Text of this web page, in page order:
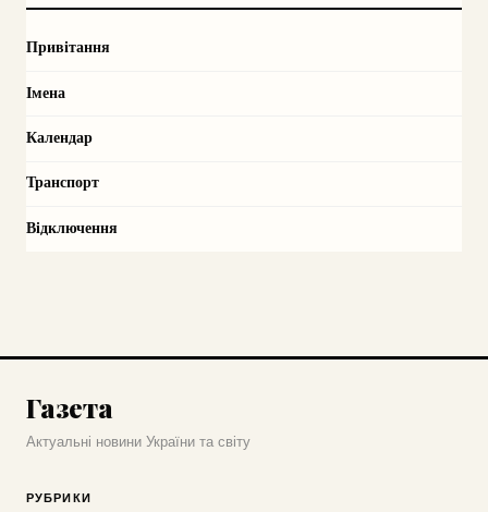
Привітання
Імена
Календар
Транспорт
Відключення
Газета
Актуальні новини України та світу
РУБРИКИ